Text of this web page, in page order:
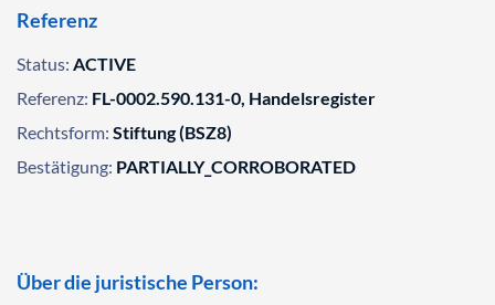
Referenz
Status: ACTIVE
Referenz: FL-0002.590.131-0, Handelsregister
Rechtsform: Stiftung (BSZ8)
Bestätigung: PARTIALLY_CORROBORATED
Über die juristische Person: